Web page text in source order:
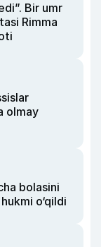
Bir umr
Rimma
olmay
bolasini
o‘qildi